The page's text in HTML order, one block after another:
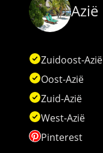
Azië
Zuidoost-Azië
Oost-Azië
Zuid-Azië
West-Azië
Pinterest